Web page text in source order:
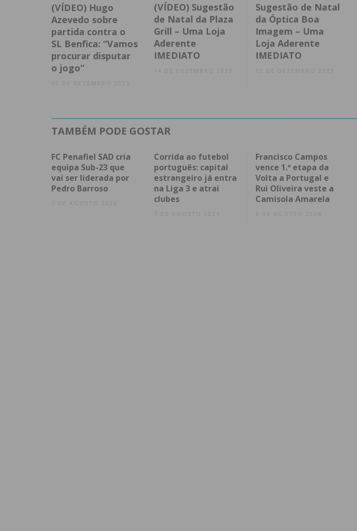
(VÍDEO) Hugo
Azevedo sobre
partida contra o
SL Benfica: “Vamos
procurar disputar
o jogo”
(VÍDEO) Sugestão
de Natal da Plaza
Grill – Uma Loja
Aderente
IMEDIATO
14 DE DEZEMBRO 2023
Sugestão de Natal
da Óptica Boa
Imagem – Uma
Loja Aderente
IMEDIATO
TAMBÉM PODE GOSTAR
FC Penafiel SAD cria
equipa Sub-23 que
vai ser liderada por
Pedro Barroso
7 DE AGOSTO 2026
Corrida ao futebol
português: capital
estrangeiro já entra
na Liga 3 e atrai
clubes
7 DE AGOSTO 2026
Francisco Campos
vence 1.ª etapa da
Volta a Portugal e
Rui Oliveira veste a
Camisola Amarela
6 DE AGOSTO 2026